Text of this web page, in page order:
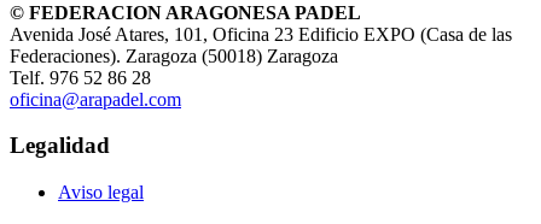
© FEDERACION ARAGONESA PADEL
Avenida José Atares, 101, Oficina 23 Edificio EXPO (Casa de las
Federaciones). Zaragoza (50018) Zaragoza
Telf. 976 52 86 28
oficina@arapadel.com
Legalidad
Aviso legal